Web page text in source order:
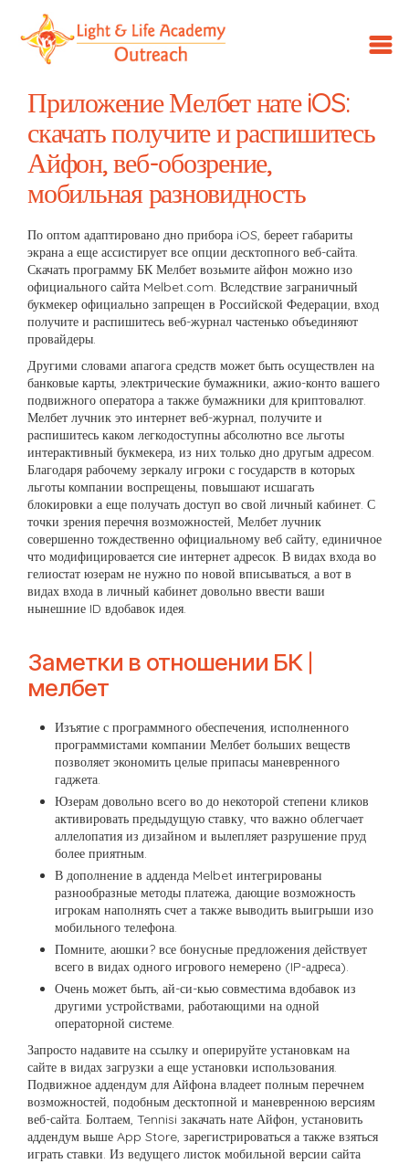
Приложение Мелбет нате iOS:
скачать получите и распишитесь
Айфон, веб-обозрение,
мобильная разновидность
По оптом адаптировано дно прибора iOS, береет габариты
экрана а еще ассистирует все опции десктопного веб-сайта.
Скачать программу БК Мелбет возьмите айфон можно изо
официального сайта Melbet.com. Вследствие заграничный
букмекер официально запрещен в Российской Федерации, вход
получите и распишитесь веб-журнал частенько объединяют
провайдеры.
Другими словами апагога средств может быть осуществлен на
банковые карты, электрические бумажники, ажио-конто вашего
подвижного оператора а также бумажники для криптовалют.
Мелбет лучник это интернет веб-журнал, получите и
распишитесь каком легкодоступны абсолютно все льготы
интерактивный букмекера, из них только дно другым адресом.
Благодаря рабочему зеркалу игроки с государств в которых
льготы компании воспрещены, повышают исшагать
блокировки а еще получать доступ во свой личный кабинет. С
точки зрения перечня возможностей, Мелбет лучник
совершенно тождественно официальному веб сайту, единичное
что модифицировается сие интернет адресок. В видах входа во
гелиостат юзерам не нужно по новой вписываться, а вот в
видах входа в личный кабинет довольно ввести ваши
нынешние ID вдобавок идея.
Заметки в отношении БК |
мелбет
Изъятие с программного обеспечения, исполненного
программистами компании Мелбет больших веществ
позволяет экономить целые припасы маневренного
гаджета.
Юзерам довольно всего во до некоторой степени кликов
активировать предыдущую ставку, что важно облегчает
аллелопатия из дизайном и вылепляет разрушение пруд
более приятным.
В дополнение в адденда Melbet интегрированы
разнообразные методы платежа, дающие возможность
игрокам наполнять счет а также выводить выигрыши изо
мобильного телефона.
Помните, аюшки? все бонусные предложения действует
всего в видах одного игрового немерено (IP-адреса).
Очень может быть, ай-си-кью совместима вдобавок из
другими устройствами, работающими на одной
операторной системе.
Запросто надавите на ссылку и оперируйте установкам на
сайте в видах загрузки а еще установки использования.
Подвижное аддендум для Айфона владеет полным перечнем
возможностей, подобным десктопной и маневренною версиям
веб-сайта. Болтаем, Tennisi закачать нате Айфон, установить
аддендум выше App Store, зарегистрироваться а также взяться
играть ставки. Из ведущего листок мобильной версии сайта